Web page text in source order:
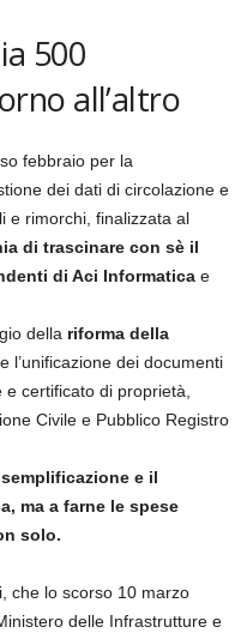
500
all’altro
febbraio per la
dei dati di circolazione e
e rimorchi, finalizzata al
di trascinare con sè il
di Aci Informatica e
della riforma della
l’unificazione dei documenti
certificato di proprietà,
Civile e Pubblico Registro
e il
ma a farne le spese
solo.
che lo scorso 10 marzo
delle Infrastrutture e